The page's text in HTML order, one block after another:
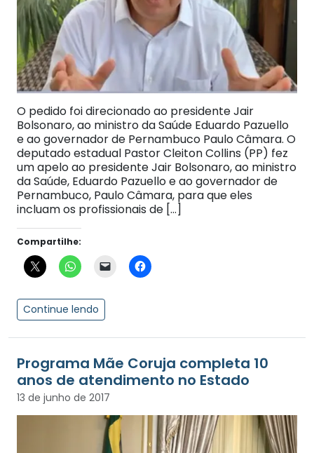
O pedido foi direcionado ao presidente Jair
Bolsonaro, ao ministro da Saúde Eduardo Pazuello
e ao governador de Pernambuco Paulo Câmara. O
deputado estadual Pastor Cleiton Collins (PP) fez
um apelo ao presidente Jair Bolsonaro, ao ministro
da Saúde, Eduardo Pazuello e ao governador de
Pernambuco, Paulo Câmara, para que eles
incluam os profissionais de […]
Compartilhe:
Continue lendo
Programa Mãe Coruja completa 10
anos de atendimento no Estado
13 de junho de 2017